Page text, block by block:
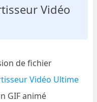
Vidéo
de fichier
Vidéo Ultime
GIF animé